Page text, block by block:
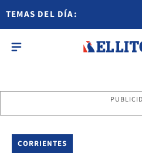
TEMAS DEL DÍA:
CORRIENTES